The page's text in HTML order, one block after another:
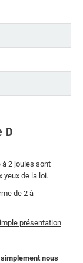
D
à 2 joules sont
de la loi.
de 2 à
présentation
nous